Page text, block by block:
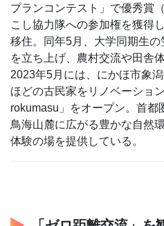
プランコンテスト」で優秀賞
こし協力隊への参加権を獲得
移住。同年5月、大学同期生
を立ち上げ、農村交流や田舎
2023年5月には、にかほ市象
ほどの古民家をリノベーショ
rokumasu」をオープン。首都
鳥海山麓に広がる豊かな自然
体験の場を提供している。